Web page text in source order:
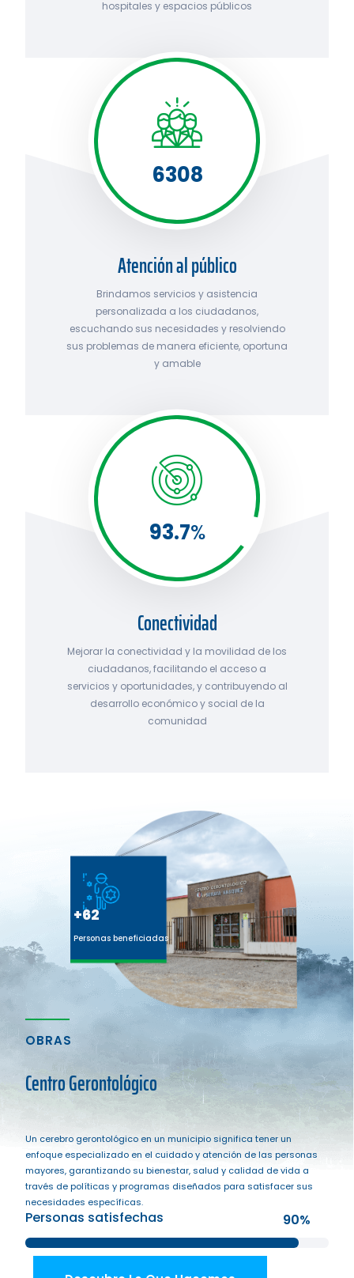
hospitales y espacios públicos
6308
Atención al público
Brindamos servicios y asistencia
personalizada a los ciudadanos,
escuchando sus necesidades y resolviendo
sus problemas de manera eficiente, oportuna
y amable
93.7%
Conectividad
Mejorar la conectividad y la movilidad de los
ciudadanos, facilitando el acceso a
servicios y oportunidades, y contribuyendo al
desarrollo económico y social de la
comunidad
+62
Personas beneficiadas
OBRAS
Centro Gerontológico
Un cerebro gerontológico en un municipio significa tener un
enfoque especializado en el cuidado y atención de las personas
mayores, garantizando su bienestar, salud y calidad de vida a
través de políticas y programas diseñados para satisfacer sus
necesidades específicas.
Personas satisfechas 90%